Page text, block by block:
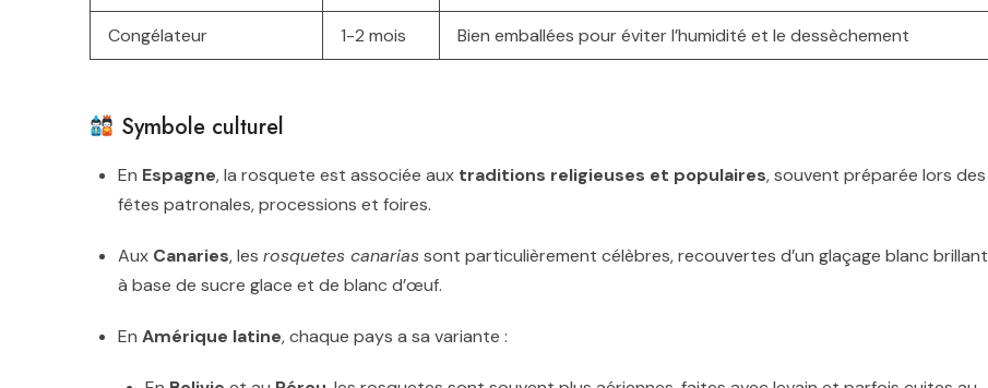
Congélateur 1-2 mois Bien emballées pour éviter l’humidité et le dessèchement
Symbole culturel
En Espagne, la rosquete est associée aux traditions religieuses et populaires, souvent préparée lors des
fêtes patronales, processions et foires.
Aux Canaries, les rosquetes canariassont particulièrement célèbres, recouvertes d’un glaçage blanc brillant
à base de sucre glace et de blanc d’œuf.
En Amérique latine, chaque pays a sa variante :